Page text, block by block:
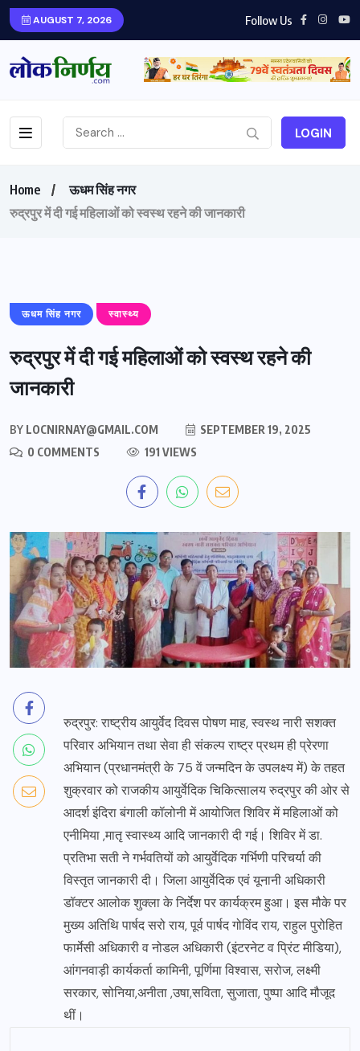
AUGUST 7, 2026 Follow Us
LOGIN
Home
ऊधम सिंह नगर
रुद्रपुर में दी गई महिलाओं को स्वस्थ रहने की जानकारी
ऊधम सिंह नगर स्वास्थ्य
रुद्रपुर में दी गई महिलाओं को स्वस्थ रहने की
जानकारी
BY LOCNIRNAY@GMAIL.COM
SEPTEMBER 19, 2025
0 COMMENTS
191 VIEWS
रुद्रपुर: राष्ट्रीय आयुर्वेद दिवस पोषण माह, स्वस्थ नारी सशक्त
परिवार अभियान तथा सेवा ही संकल्प राष्ट्र प्रथम ही प्रेरणा
अभियान (प्रधानमंत्री के 75 वें जन्मदिन के उपलक्ष्य में) के तहत
शुक्रवार को राजकीय आयुर्वेदिक चिकित्सालय रुद्रपुर की ओर से
आदर्श इंदिरा बंगाली कॉलोनी में आयोजित शिविर में महिलाओं को
एनीमिया ,मातृ स्वास्थ्य आदि जानकारी दी गई। शिविर में डा.
प्रतिभा सती ने गर्भवतियों को आयुर्वेदिक गर्भिणी परिचर्या की
विस्तृत जानकारी दी। जिला आयुर्वेदिक एवं यूनानी अधिकारी
डॉक्टर आलोक शुक्ला के निर्देश पर कार्यक्रम हुआ। इस मौके पर
मुख्य अतिथि पार्षद सरो राय, पूर्व पार्षद गोविंद राय, राहुल पुरोहित
फार्मेसी अधिकारी व नोडल अधिकारी (इंटरनेट व प्रिंट मीडिया),
आंगनवाड़ी कार्यकर्ता कामिनी, पूर्णिमा विश्वास, सरोज, लक्ष्मी
सरकार, सोनिया,अनीता ,उषा,सविता, सुजाता, पुष्पा आदि मौजूद
थीं।